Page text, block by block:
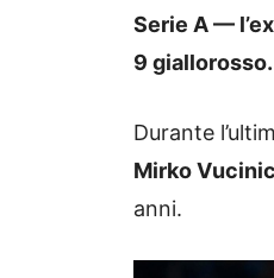
Serie A —
9 giallorosso.
Durante
Mirko Vucinic
anni.